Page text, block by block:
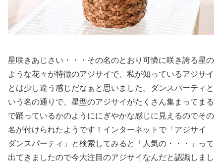
星咲きあじさい・・・その名のとおり可憐に咲き誇る星の
ような花々が特徴のアジサイで、私が知っているアジサイ
とは少し違う感じだなぁと思いました。ダンスパーティと
いう名の通りで、星型のアジサイがたくさん集まってまる
で踊っているかのようににぎやかな感じに見えるのでその
名が付けられたようです！インターネットで「アジサイ
ダンスパーティ」と検索してみると「人気の・・・」って
出てきましたので今大注目のアジサイなんだと認識しまし